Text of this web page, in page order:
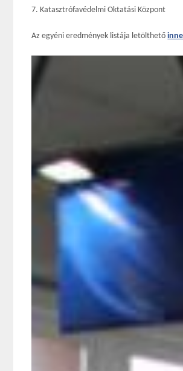
7. Katasztrófavédelmi Oktatási
Az egyéni eredmények listája letölthető